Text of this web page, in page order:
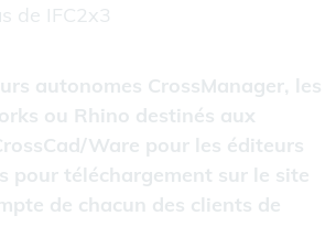
de IFC2x3
autonomes CrossManager, les
ou Rhino destinés aux
Ware pour les éditeurs
pour téléchargement sur le site
de chacun des clients de